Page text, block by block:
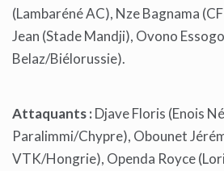
(Lambaréné AC), Nze Bagnama
Jean (Stade Mandji), Ovono
Belaz/Biélorussie).
Attaquants : Djave Floris (Enois
Paralimmi/Chypre), Obounet
VTK/Hongrie), Openda Royce